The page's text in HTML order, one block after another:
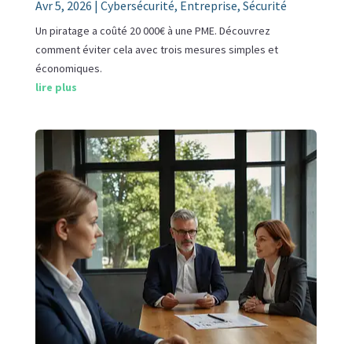
Avr 5, 2026 | Cybersécurité, Entreprise, Sécurité
Un piratage a coûté 20 000€ à une PME. Découvrez
comment éviter cela avec trois mesures simples et
économiques.
lire plus